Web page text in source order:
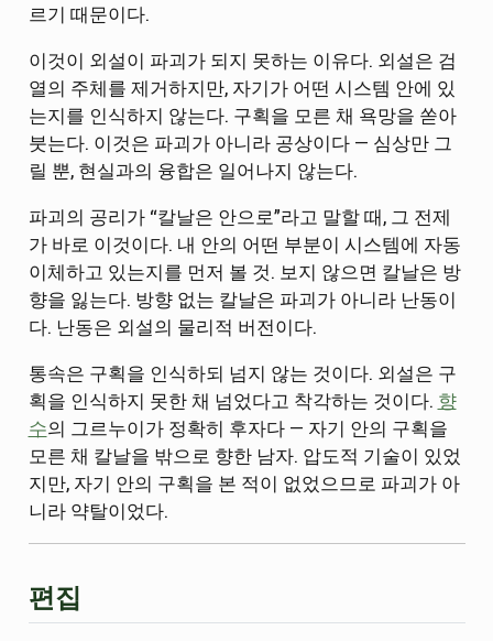
르기 때문이다.
이것이 외설이 파괴가 되지 못하는 이유다. 외설은 검
열의 주체를 제거하지만, 자기가 어떤 시스템 안에 있
는지를 인식하지 않는다. 구획을 모른 채 욕망을 쏟아
붓는다. 이것은 파괴가 아니라 공상이다 — 심상만 그
릴 뿐, 현실과의 융합은 일어나지 않는다.
파괴의 공리가 “칼날은 안으로”라고 말할 때, 그 전제
가 바로 이것이다. 내 안의 어떤 부분이 시스템에 자동
이체하고 있는지를 먼저 볼 것. 보지 않으면 칼날은 방
향을 잃는다. 방향 없는 칼날은 파괴가 아니라 난동이
다. 난동은 외설의 물리적 버전이다.
통속은 구획을 인식하되 넘지 않는 것이다. 외설은 구
획을 인식하지 못한 채 넘었다고 착각하는 것이다. 향
수의 그르누이가 정확히 후자다 — 자기 안의 구획을
모른 채 칼날을 밖으로 향한 남자. 압도적 기술이 있었
지만, 자기 안의 구획을 본 적이 없었으므로 파괴가 아
니라 약탈이었다.
편집